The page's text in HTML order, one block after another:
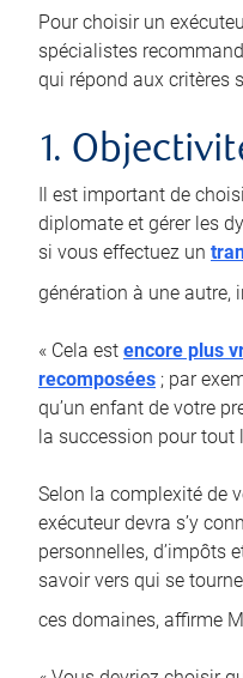
Pour choisir un
spécialistes
qui répond aux critères
1.
Il est important de
diplomate et gérer les
si vous effectuez un
génération à une autre,
« Cela est encore plus
recomposées ; par
qu’un enfant de votre
la succession pour tout
Selon la complexité de
exécuteur devra s’y
personnelles, d’impôts
savoir vers qui se
ces domaines, affirme M